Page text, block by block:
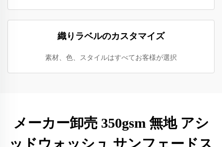
織りラベルのカスタマイズ
素材、色、スタイルはすべてお客様が選択
メーカー卸売 350gsm 無地 アシ
ッドウォッシュ サンフェードス